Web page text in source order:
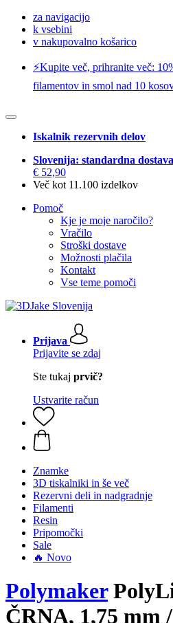
za navigacijo
k vsebini
v nakupovalno košarico
⚡️Kupite več, prihranite več:
filamentov in smol nad 10
Iskalnik rezervnih delov
Slovenija: standardna
€ 52,90
Več kot 11.100 izdelkov
Pomoč
Kje je moje naročilo?
Vračilo
Stroški dostave
Možnosti plačila
Kontakt
Vse teme pomoči
Prijava
Prijavite se zdaj
Ste tukaj prvič?
Ustvarite račun
Znamke
3D tiskalniki in še več
Rezervni deli in nadgradnje
Filamenti
Resin
Pripomočki
Sale
🔥 Novo
Polymaker
ČRNA, 1,75 mm